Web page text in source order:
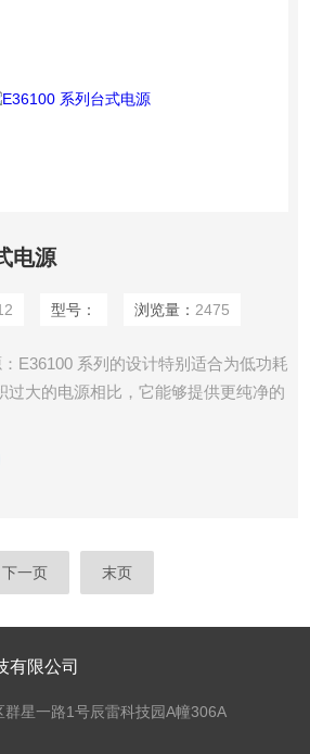
电源
型号： 浏览量： 2475
E36100 系列的设计特别适合为低功耗
过大的电源相比，它能够提供更纯净的
宽广，能够整齐地布置在任何工作台
钮和逐位控制功能，您可以快速、轻松
下一页 末页
有限公司
星一路1号辰雷科技园A幢306A